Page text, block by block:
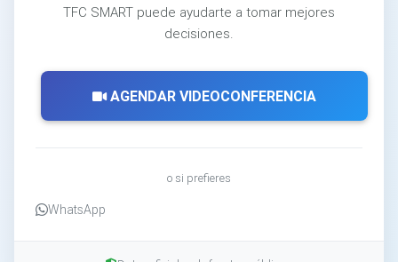
TFC SMART puede ayudarte a tomar mejores
decisiones.
AGENDAR VIDEOCONFERENCIA
o si prefieres
WhatsApp